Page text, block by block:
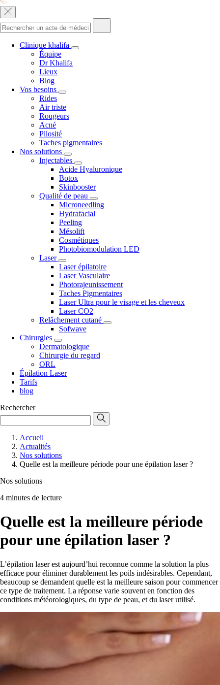
Clinique khalifa
Équipe
Dr Khalifa
Lieux
Blog
Vos besoins
Rides
Air triste
Rougeurs
Acné
Pilosité
Taches pigmentaires
Nos solutions
Injectables
Acide Hyaluronique
Botox
Skinbooster
Qualité de peau
Microneedling
Hydrafacial
Peeling
Mésolift
Cosmétiques
Photobiomodulation LED
Laser
Laser épilatoire
Laser Vasculaire
Photorajeunissement
Taches Pigmentaires
Laser Ultra pour le visage et les cheveux
Laser CO2
Relâchement cutané
Sofwave
Chirurgies
Dermatologique
Chirurgie du regard
ORL
Épilation Laser
Tarifs
blog
Rechercher
Accueil
Actualités
Nos solutions
Quelle est la meilleure période pour une épilation laser ?
Nos solutions
4 minutes de lecture
Quelle est la meilleure période
pour une épilation laser ?
L’épilation laser est aujourd’hui reconnue comme la solution la plus
efficace pour éliminer durablement les poils indésirables. Cependant,
beaucoup se demandent quelle est la meilleure saison pour commencer
ce type de traitement. La réponse varie souvent en fonction des
conditions météorologiques, du type de peau, et du laser utilisé.